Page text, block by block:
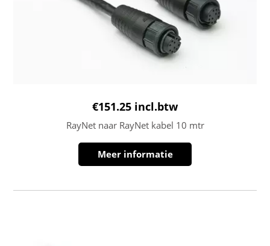
€151.25 incl.btw
RayNet naar RayNet kabel 10 mtr
Meer informatie